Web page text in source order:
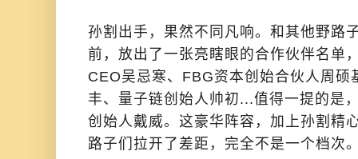
孙割出手，果然不同凡响。和其他野路
前，放出了一张亮瞎眼的合作伙伴名单
CEO吴忌寒、FBG资本创始合伙人周硕
丰、量子链创始人帅初...值得一提的是
创始人戴威。这豪华阵容，加上孙割精
路子们拉开了差距，完全不是一个档次